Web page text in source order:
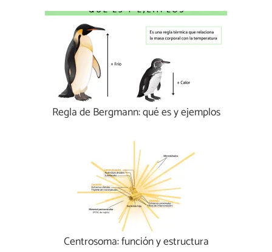
Regla de Bergmann: qué es y ejemplos
Centrosoma: función y estructura